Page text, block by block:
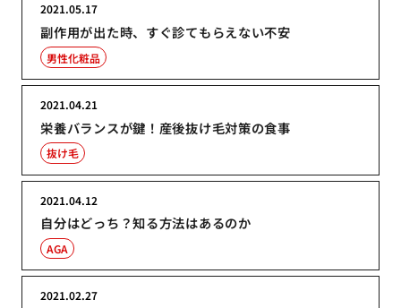
副作用が出た時、すぐ診てもらえない不安
2021.05.17
男性化粧品
栄養バランスが鍵！産後抜け毛対策の食事
2021.04.21
抜け毛
自分はどっち？知る方法はあるのか
2021.04.12
AGA
2021.02.27